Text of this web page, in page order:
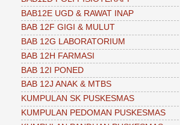
BAB12E UGD & RAWAT INAP
BAB 12F GIGI & MULUT
BAB 12G LABORATORIUM
BAB 12H FARMASI
BAB 12I PONED
BAB 12J ANAK & MTBS
KUMPULAN SK PUSKESMAS
KUMPULAN PEDOMAN PUSKESMAS